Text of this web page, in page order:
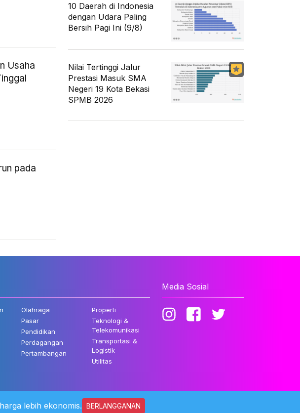
Usaha
pada
10 Daerah di Indonesia
dengan Udara Paling
Bersih Pagi Ini (9/8)
Nilai Tertinggi Jalur
Prestasi Masuk SMA
Negeri 19 Kota Bekasi
SPMB 2026
Olahraga
Pasar
Pendidikan
Perdagangan
Pertambangan
Properti
Teknologi &
Telekomunikasi
Transportasi &
Logistik
Utilitas
Media Sosial
Hak cipta dilindungi Undang-undang.
lebih ekonomis. BERLANGGANAN